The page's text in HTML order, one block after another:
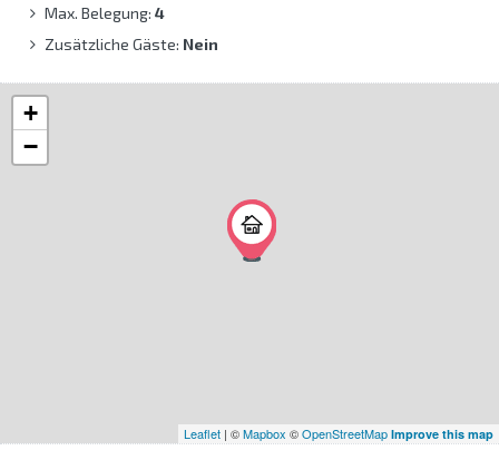
Max. Belegung: 4
Zusätzliche Gäste: Nein
+
−
Leaflet | ©Mapbox ©OpenStreetMap Improve this map